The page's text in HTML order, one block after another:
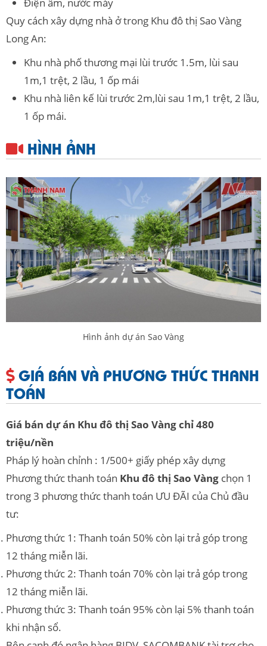
Điện âm, nước máy
Quy cách xây dựng nhà ở trong Khu đô thị Sao Vàng
Long An:
Khu nhà phố thương mại lùi trước 1.5m, lùi sau
1m,1 trệt, 2 lầu, 1 ốp mái
Khu nhà liên kế lùi trước 2m,lùi sau 1m,1 trệt, 2 lầu,
1 ốp mái.
HÌNH ẢNH
Hình ảnh dự án Sao Vàng
GIÁ BÁN VÀ PHƯƠNG THỨC THANH
TOÁN
Giá bán dự án Khu đô thị Sao Vàng chỉ 480
triệu/nền
Pháp lý hoàn chỉnh : 1/500+ giấy phép xây dựng
Phương thức thanh toán Khu đô thị Sao Vàng chọn 1
trong 3 phương thức thanh toán ƯU ĐÃI của Chủ đầu
tư:
Phương thức 1: Thanh toán 50% còn lại trả góp trong
12 tháng miễn lãi.
Phương thức 2: Thanh toán 70% còn lại trả góp trong
12 tháng miễn lãi.
Phương thức 3: Thanh toán 95% còn lại 5% thanh toán
khi nhận sổ.